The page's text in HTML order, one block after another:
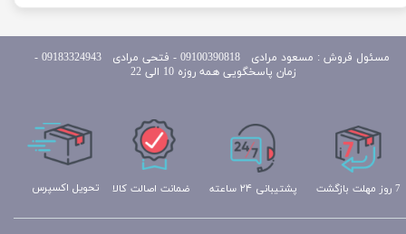
تحویل اکسپرس پشتیبانی ۲۴ ساعته 7 روز مهلت بازگشت ضمانت اصالت کالا
مسئول
فروش : مسعود مرادی 09100390818​​​​​​​ ​​​​​​​- فتحی مرادی 09183324943 -
زمان پاسخگویی همه روزه 10 الی 22